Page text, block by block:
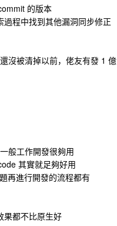
的版本
程中找到其他漏洞同步修正
沒被清掉以前，佬友有發 1
般工作開發很夠用
其實就足夠好用
再進行開發的流程都有
果都不比原生好